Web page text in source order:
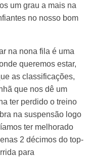
um grau a mais na
no nosso bom
na nona fila é uma
queremos estar,
as classificações,
que nos dê um
ter perdido o treino
na suspensão logo
ter melhorado
2 décimos do top-
para